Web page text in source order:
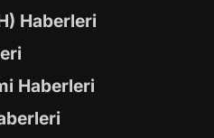
Haberleri
Haberleri